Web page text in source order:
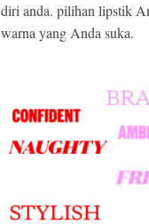
diri anda. pilihan lipstik
warna yang Anda suka.